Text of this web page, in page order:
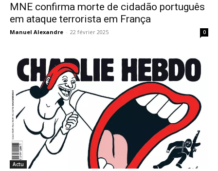
MNE confirma morte de cidadão português
em ataque terrorista em França
Manuel Alexandre - 22 février 2025 0
Actu